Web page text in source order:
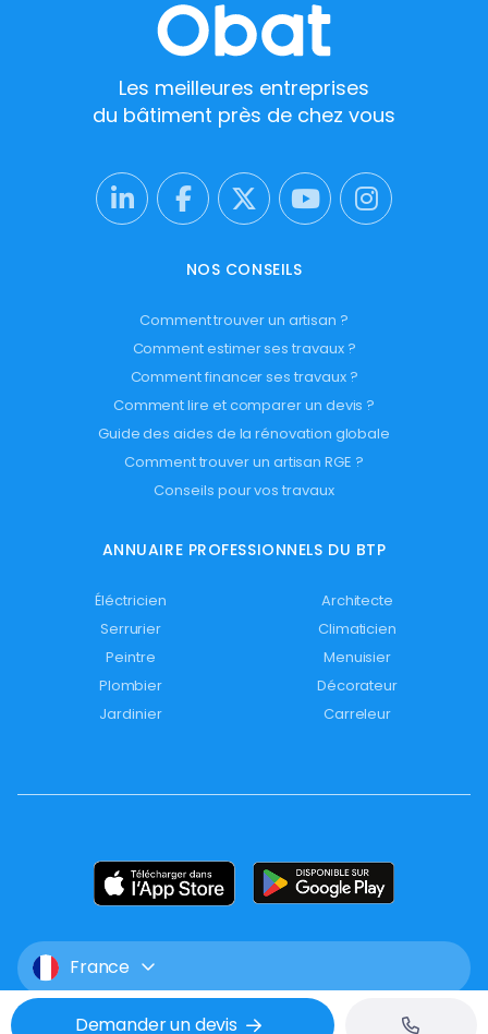
Demander un devis
Les meilleures entreprises
du bâtiment près de chez vous
NOS CONSEILS
Comment trouver un artisan ?
Comment estimer ses travaux ?
Comment financer ses travaux ?
Comment lire et comparer un devis ?
Guide des aides de la rénovation globale
Comment trouver un artisan RGE ?
Conseils pour vos travaux
ANNUAIRE PROFESSIONNELS DU BTP
Éléctricien
Architecte
Serrurier
Climaticien
Peintre
Menuisier
Plombier
Décorateur
Jardinier
Carreleur
France